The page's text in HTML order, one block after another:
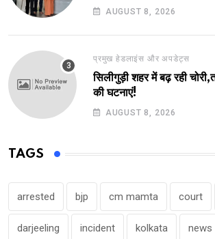
AUGUST 8, 2026
प्रमुख हेडलाइंस और अपडेट्स
सिलीगुड़ी शहर में बढ़ रही
की घटनाएं!
AUGUST 8, 2026
TAGS
arrested bjp cm mamta court
darjeeling incident kolkata news